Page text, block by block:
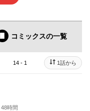
コミックスの一覧
14 - 1 1話から
48時間